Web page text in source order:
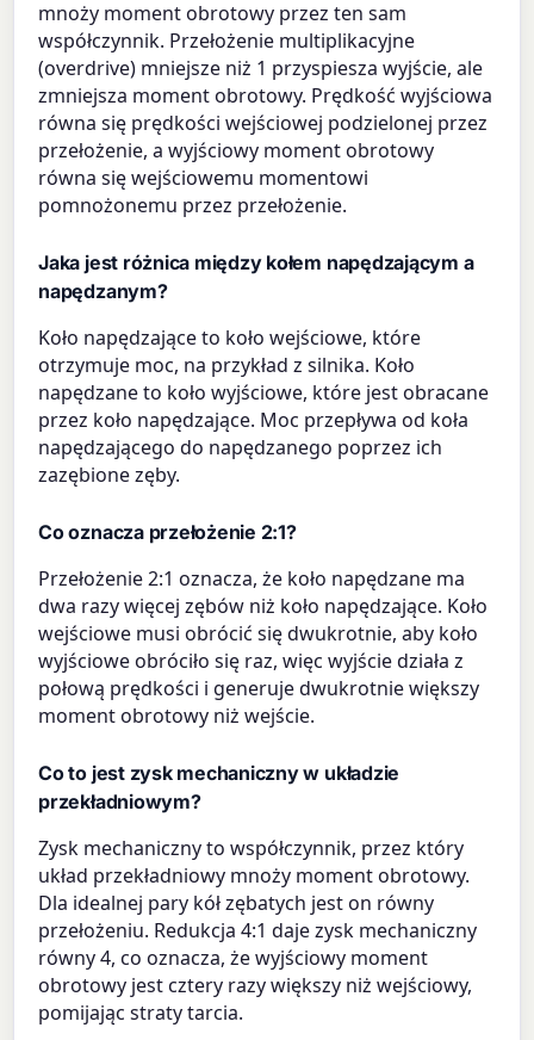
mnoży moment obrotowy przez ten sam
współczynnik. Przełożenie multiplikacyjne
(overdrive) mniejsze niż 1 przyspiesza wyjście, ale
zmniejsza moment obrotowy. Prędkość wyjściowa
równa się prędkości wejściowej podzielonej przez
przełożenie, a wyjściowy moment obrotowy
równa się wejściowemu momentowi
pomnożonemu przez przełożenie.
Jaka jest różnica między kołem napędzającym a
napędzanym?
Koło napędzające to koło wejściowe, które
otrzymuje moc, na przykład z silnika. Koło
napędzane to koło wyjściowe, które jest obracane
przez koło napędzające. Moc przepływa od koła
napędzającego do napędzanego poprzez ich
zazębione zęby.
Co oznacza przełożenie 2:1?
Przełożenie 2:1 oznacza, że koło napędzane ma
dwa razy więcej zębów niż koło napędzające. Koło
wejściowe musi obrócić się dwukrotnie, aby koło
wyjściowe obróciło się raz, więc wyjście działa z
połową prędkości i generuje dwukrotnie większy
moment obrotowy niż wejście.
Co to jest zysk mechaniczny w układzie
przekładniowym?
Zysk mechaniczny to współczynnik, przez który
układ przekładniowy mnoży moment obrotowy.
Dla idealnej pary kół zębatych jest on równy
przełożeniu. Redukcja 4:1 daje zysk mechaniczny
równy 4, co oznacza, że wyjściowy moment
obrotowy jest cztery razy większy niż wejściowy,
pomijając straty tarcia.